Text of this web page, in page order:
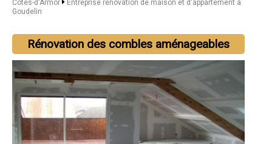
Côtes-d'Armor
Entreprise rénovation de maison et d'appartement à
Goudelin
Rénovation des combles aménageables